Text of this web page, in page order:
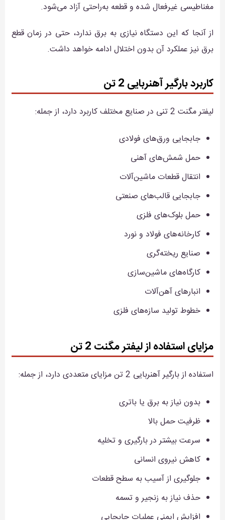
مغناطیسی غیرفعال شده و قطعه به‌راحتی آزاد می‌شود.
از آنجا که این دستگاه نیازی به برق ندارد، حتی در زمان قطع
برق نیز عملکرد آن بدون اختلال ادامه خواهد داشت.
کاربرد بارگیر آهنربایی 2 تن
لیفتر مگنت 2 تنی در صنایع مختلف کاربرد دارد، از جمله:
جابجایی ورق‌های فولادی
حمل شمش‌های آهنی
انتقال قطعات ماشین‌آلات
جابجایی قالب‌های صنعتی
حمل بلوک‌های فلزی
کارخانه‌های فولاد و نورد
صنایع ریخته‌گری
کارگاه‌های ماشین‌سازی
انبارهای آهن‌آلات
خطوط تولید سازه‌های فلزی
مزایای استفاده از لیفتر مگنت 2 تن
استفاده از بارگیر آهنربایی 2 تن مزایای متعددی دارد، از جمله:
بدون نیاز به برق یا باتری
ظرفیت حمل بالا
سرعت بیشتر در بارگیری و تخلیه
کاهش نیروی انسانی
جلوگیری از آسیب به سطح قطعات
حذف نیاز به زنجیر و تسمه
افزایش ایمنی عملیات جابجایی